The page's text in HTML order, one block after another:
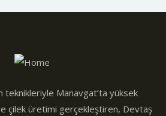
teknikleriyle Manavgat’ta yüksek
çilek üretimi gerçekleştiren, Devtaş